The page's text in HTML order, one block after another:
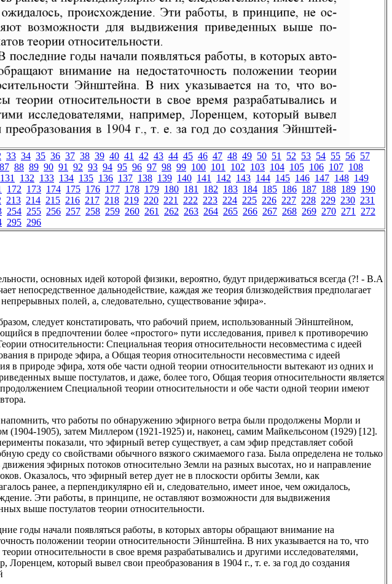
33 34 35 36 37 38 39 40 41 42 43 44 45 46 47 48 49 50 51 52 53 54 55 56 57
87 88 89 90 91 92 93 94 95 96 97 98 99 100 101 102 103 104 105 106 107 108
131 132 133 134 135 136 137 138 139 140 141 142 143 144 145 146 147 148 149
172 173 174 175 176 177 178 179 180 181 182 183 184 185 186 187 188 189 190
213 214 215 216 217 218 219 220 221 222 223 224 225 226 227 228 229 230 231
254 255 256 257 258 259 260 261 262 263 264 265 266 267 268 269 270 271 272
295 296
основных идей которой физики, вероятно, будут придерживаться всегда (?! - В.А
непосредственное дальнодействие, каждая же теория близкодействия предполагает
полей, а, следовательно, существование эфира».
следует констатировать, что рабочий прием, использованный Эйнштейном,
в предпочтении более «простого» пути исследования, привел к противоречию
относительности: Специальная теория относительности несовместима с идеей
в природе эфира, а Общая теория относительности несовместима с идеей
в природе эфира, хотя обе части одной теории относительности вытекают из одних и
выше постулатов, и даже, более того, Общая теория относительности является
Специальной теории относительности и обе части одной теории имеют
что работы по обнаружению эфирного ветра были продолжены Морли и
(1904-1905), затем Миллером (1921-1925) и, наконец, самим Майкельсоном (1929) [12].
показали, что эфирный ветер существует, а сам эфир представляет собой
среду со свойствами обычного вязкого сжимаемого газа. Была определена не только
движения эфирных потоков относительно Земли на разных высотах, но и направление
Оказалось, что эфирный ветер дует не в плоскости орбиты Земли, как
ранее, а перпендикулярно ей и, следовательно, имеет иное, чем ожидалось,
Эти работы, в принципе, не оставляют возможности для выдвижения
выше постулатов теории относительности.
годы начали появляться работы, в которых авторы обращают внимание на
положении теории относительности Эйнштейна. В них указывается на то, что
относительности в свое время разрабатывались и другими исследователями,
Лоренцем, который вывел свои преобразования в 1904 г., т. е. за год до создания